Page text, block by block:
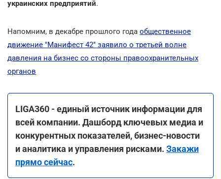
украинских предприятий.
Напомним, в декабре прошлого года общественное
движение "Манифест 42" заявило о третьей волне
давления на бизнес со стороны правоохранительных
органов
LIGA360 - единый источник информации для
всей компании. Дашборд ключевых медиа и
конкурентных показателей, бизнес-новости
и аналитика и управления рисками. Закажи
прямо сейчас.